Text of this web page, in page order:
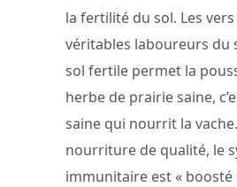
la fertilité du sol. Les
véritables laboureurs du
sol fertile permet la
herbe de prairie saine,
saine qui nourrit la
nourriture de qualité, le
immunitaire est « boosté